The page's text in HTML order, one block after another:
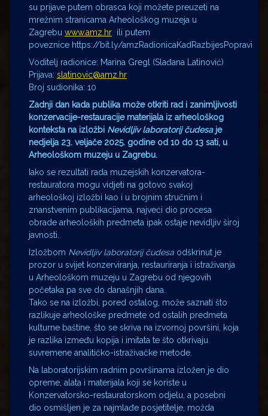
su prijave putem obrasca koji možete preuzeti na
mrežnim stranicama Arheološkog muzeja u
Zagrebu www.amz.hr ili putem
poveznice https://bit.ly/amzRadionicaKadRazbijesPopravi
Voditelj radionice: Marina Gregl (Slađana Latinović)
Prijava: slatinovic@amz.hr
Broj sudionika: 10
Zadnji dan kada publika može otkriti rad i zanimljivosti
konzervacije-restauracije materijala iz arheološkog
konteksta na izložbi Nevidljiv laboratorij čudesa je
nedjelja 23. veljače 2025. godine od 10 do 13 sati, u
Arheološkom muzeju u Zagrebu.
Iako se rezultati rada muzejskih konzervatora-
restauratora mogu vidjeti na gotovo svakoj
arheološkoj izložbi kao i u brojnim stručnim i
znanstvenim publikacijama, najveći dio procesa
obrade arheoloških predmeta ipak ostaje nevidljiv široj
javnosti.
Izložbom Nevidljiv laboratorij čudesa odškrinut je
prozor u svijet konzerviranja, restauriranja i istraživanja
u Arheološkom muzeju u Zagrebu od njegovih
početaka pa sve do današnjih dana.
Tako se na izložbi, pored ostalog, može saznati što
razlikuje arheološke predmete od ostalih predmeta
kulturne baštine, što se skriva na izvornoj površini, koja
je razlika između kopija i imitata te što otkrivaju
suvremene analitičko-istraživačke metode.
Na laboratorijskim radnim površinama izložen je dio
opreme, alata i materijala koji se koriste u
Konzervatorsko-restauratorskom odjelu, a posebni
dio osmišljen je za najmlađe posjetitelje, možda